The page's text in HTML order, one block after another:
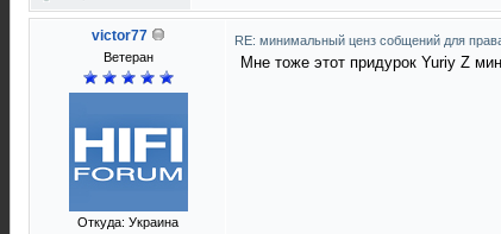
victor77
Ветеран
Откуда: Украина
RE: минимальный ценз собщений для
Мне тоже этот придурок Yuriy Z